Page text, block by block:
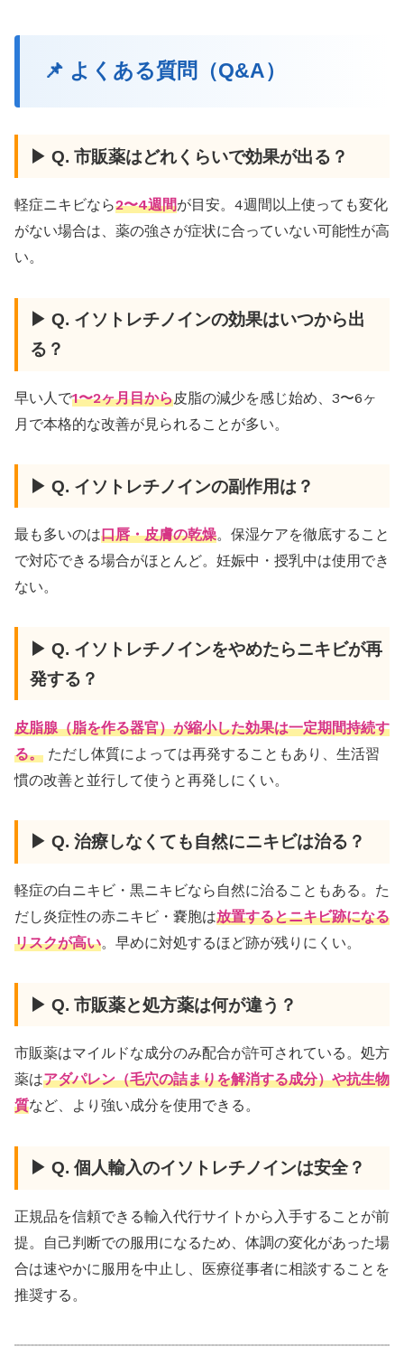
📌 よくある質問（Q&A）
▶ Q. 市販薬はどれくらいで効果が出る？
軽症ニキビなら2〜4週間が目安。4週間以上使っても変化
がない場合は、薬の強さが症状に合っていない可能性が高
い。
▶ Q. イソトレチノインの効果はいつから出
る？
早い人で1〜2ヶ月目から皮脂の減少を感じ始め、3〜6ヶ
月で本格的な改善が見られることが多い。
▶ Q. イソトレチノインの副作用は？
最も多いのは口唇・皮膚の乾燥。保湿ケアを徹底すること
で対応できる場合がほとんど。妊娠中・授乳中は使用でき
ない。
▶ Q. イソトレチノインをやめたらニキビが再
発する？
皮脂腺（脂を作る器官）が縮小した効果は一定期間持続す
る。 ただし体質によっては再発することもあり、生活習
慣の改善と並行して使うと再発しにくい。
▶ Q. 治療しなくても自然にニキビは治る？
軽症の白ニキビ・黒ニキビなら自然に治ることもある。た
だし炎症性の赤ニキビ・嚢胞は放置するとニキビ跡になる
リスクが高い。早めに対処するほど跡が残りにくい。
▶ Q. 市販薬と処方薬は何が違う？
市販薬はマイルドな成分のみ配合が許可されている。処方
薬はアダパレン（毛穴の詰まりを解消する成分）や抗生物
質など、より強い成分を使用できる。
▶ Q. 個人輸入のイソトレチノインは安全？
正規品を信頼できる輸入代行サイトから入手することが前
提。自己判断での服用になるため、体調の変化があった場
合は速やかに服用を中止し、医療従事者に相談することを
推奨する。